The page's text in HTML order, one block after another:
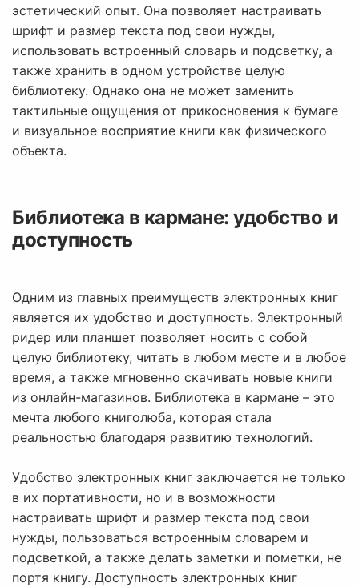
эстетический опыт. Она позволяет настраивать
шрифт и размер текста под свои нужды,
использовать встроенный словарь и подсветку, а
также хранить в одном устройстве целую
библиотеку. Однако она не может заменить
тактильные ощущения от прикосновения к бумаге
и визуальное восприятие книги как физического
объекта.
Библиотека в кармане: удобство и
доступность
Одним из главных преимуществ электронных книг
является их удобство и доступность. Электронный
ридер или планшет позволяет носить с собой
целую библиотеку, читать в любом месте и в любое
время, а также мгновенно скачивать новые книги
из онлайн-магазинов. Библиотека в кармане – это
мечта любого книголюба, которая стала
реальностью благодаря развитию технологий.
Удобство электронных книг заключается не только
в их портативности, но и в возможности
настраивать шрифт и размер текста под свои
нужды, пользоваться встроенным словарем и
подсветкой, а также делать заметки и пометки, не
портя книгу. Доступность электронных книг